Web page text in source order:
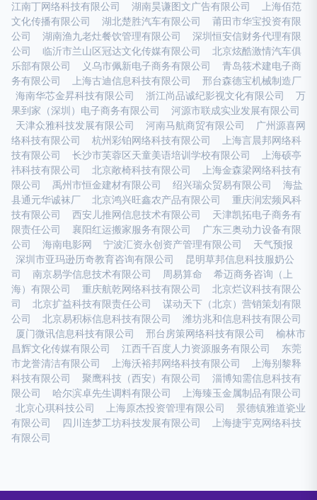
江南丁网络科技有限公司
湖南昊谦图文广告有限公司
上海佰范
文化传播有限公司
湖北楚胜汽车有限公司
莆田市华宝投资有限
公司
湖南渔九老灶餐饮管理有限公司
深圳恒安信财务代理有限
公司
临沂市兰山区冠达文化传媒有限公司
北京炫酷激情汽车俱
乐部有限公司
义乌市佩新电子商务有限公司
青岛筱术建电子商
务有限公司
上海古迪信息科技有限公司
邢台森德宝机械制造厂
海南华芯金昇科技有限公司
浙江尚品诚纪影视文化有限公司
万
果到家（深圳）电子商务有限公司
河源市联成实业发展有限公司
天津众雅科技发展有限公司
河南马航商贸有限公司
广州源喜网
络科技有限公司
杭州彩铂网络科技有限公司
上海言晨邦网络科
技有限公司
长沙市芙蓉区天童美语培训学校有限公司
上海硕亭
祎科技有限公司
北京敞椅科技有限公司
上海金森梁网络科技有
限公司
禹州市恒金建材有限公司 绍兴瑞众贸易有限公司
海盐
县通元华诚袜厂
北京鸿兴旺鑫农产品有限公司
重庆润宏频风科
技有限公司
西安儿推网信息技术有限公司
天津凯拓电子商务有
限责任公司
襄阳红运搬家服务有限公司
广东三奥动力设备有限
公司
海南电影网 宁波汇资永创资产管理有限公司
天气预报
深圳市亚玛逊历奇教育咨询有限公司
昆明草邦信息科技服奶公
司
南京易学信息技术有限公司 周易算命
希迈商务咨询（上
海）有限公司
重庆航乾网络科技有限公司
北京烂议科技有限公
司
北京扩益科技有限责任公司
谋动天下（北京）营销策划有限
公司
北京易积标信息科技有限公司
潍坊兆和信息科技有限公司
厦门微讯信息科技有限公司
邢台房策网络科技有限公司
榆林市
昌辉文化传媒有限公司
江西千百度人力资源服务有限公司
东莞
市龙誉清洁有限公司
上海沃裕邦网络科技有限公司
上海别黎释
科技有限公司
聚鹰科技（西安）有限公司
淄博知需信息科技有
限公司
哈尔滨卓先生调料有限公司
上海臻玉金属制品有限公司
北京心琪科技公司
上海原杰投资管理有限公司
景德镇雅道瓷业
有限公司
四川连梦工坊科技发展有限公司
上海捷宇克网络科技
有限公司